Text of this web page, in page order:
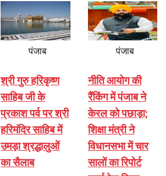
पंजाब
श्री गुरु हरिकृष्ण
साहिब जी के
प्रकाश पर्व पर श्री
हरिमंदिर साहिब में
उमड़ा श्रद्धालुओं
का सैलाब
पंजाब
नीति आयोग की
रैंकिंग में पंजाब ने
केरल को पछाड़ा;
शिक्षा मंत्री ने
विधानसभा में चार
सालों का रिपोर्ट